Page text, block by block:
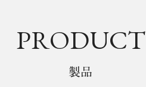
PRODUCT
製品